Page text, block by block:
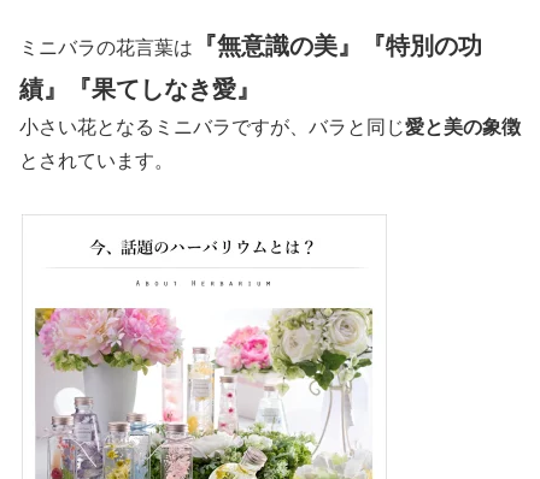
ミニバラの花言葉は
『無意識の美』『特別の功
績』『果てしなき愛』
小さい花となるミニバラですが、バラと同じ愛と美の象徴
とされています。